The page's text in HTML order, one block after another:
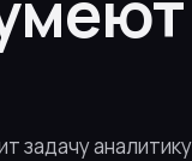
задачу